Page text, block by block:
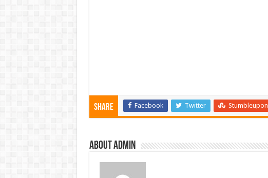
Share Facebook Twitter Stumbleupon
About admin